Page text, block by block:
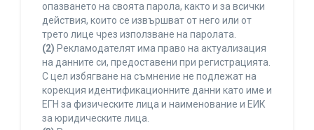
опазването на своята парола, както и за всички
действия, които се извършват от него или от
трето лице чрез използване на паролата.
(2) Рекламодателят има право на актуализация
на данните си, предоставени при регистрацията.
С цел избягване на съмнение не подлежат на
корекция идентификационните данни като име и
ЕГН за физическите лица и наименование и ЕИК
за юридическите лица.